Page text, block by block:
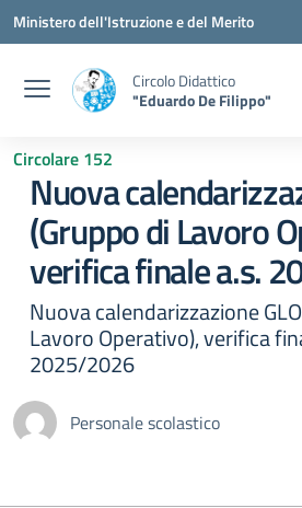
Vai ai contenuti
Vai al menu di navigazione
Vai al footer
Ministero dell'Istruzione e del Merito
Circolo Didattico
"Eduardo De Filippo"
Circolare 152
Nuova
(Gruppo di Lavoro
verifica finale a.s.
Nuova calendarizzazione
Lavoro Operativo), verifica
2025/2026
Personale scolastico